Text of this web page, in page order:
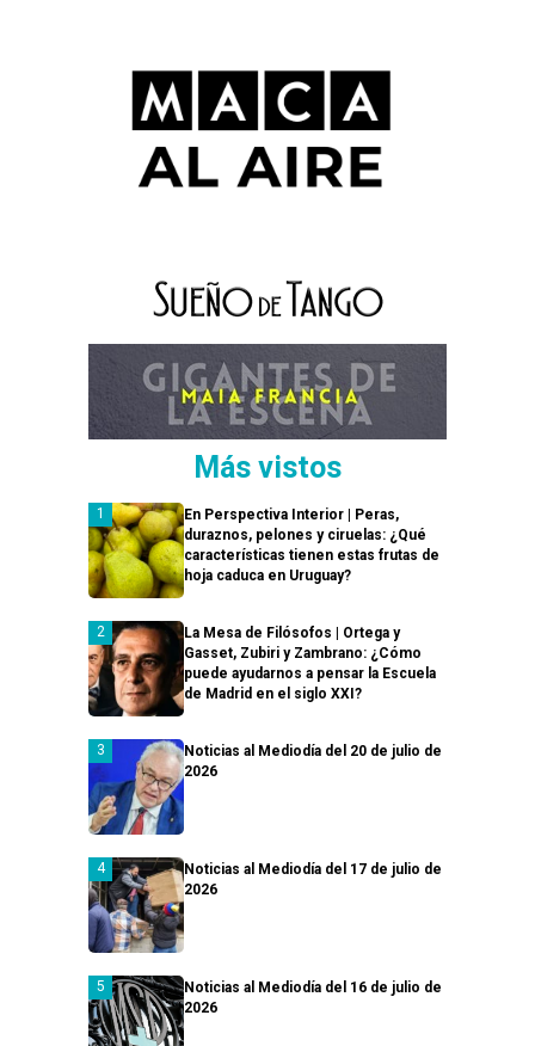
Más vistos
En Perspectiva Interior | Peras,
duraznos, pelones y ciruelas: ¿Qué
características tienen estas frutas de
hoja caduca en Uruguay?
La Mesa de Filósofos | Ortega y
Gasset, Zubiri y Zambrano: ¿Cómo
puede ayudarnos a pensar la Escuela
de Madrid en el siglo XXI?
Noticias al Mediodía del 20 de julio de
2026
Noticias al Mediodía del 17 de julio de
2026
Noticias al Mediodía del 16 de julio de
2026